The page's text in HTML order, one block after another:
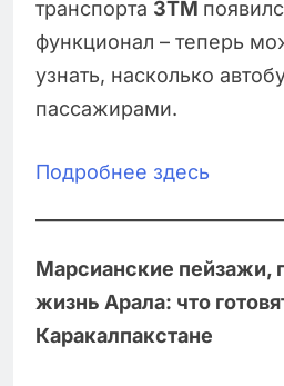
транспорта 3TM
функционал – теперь
узнать, насколько
пассажирами.
Подробнее здесь
Марсианские пейзажи,
жизнь Арала: что
Каракалпакстане